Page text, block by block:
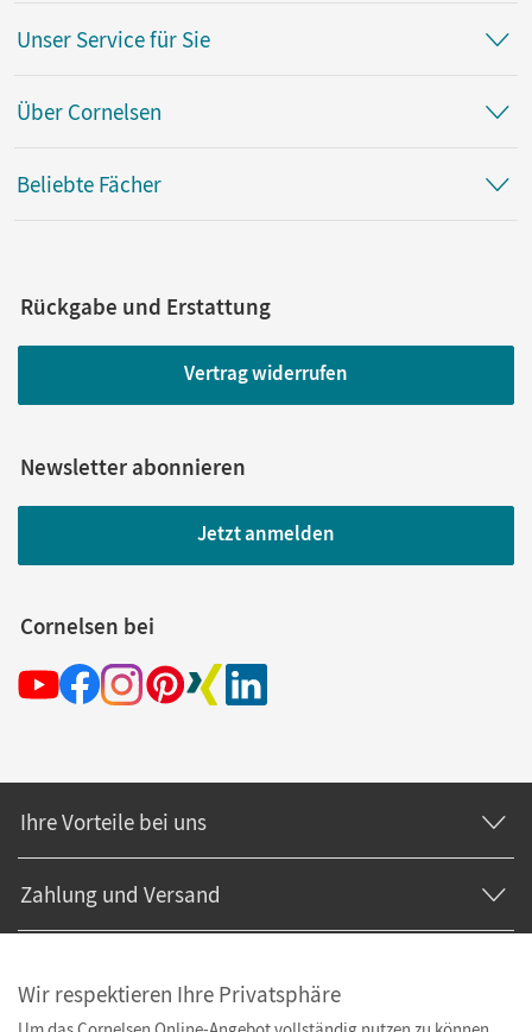
Unser Service für Sie
Über Cornelsen
Beliebte Fächer
Rückgabe und Erstattung
Vertrag widerrufen
Newsletter abonnieren
Jetzt anmelden
Cornelsen bei
Ihre Vorteile bei uns
Zahlung und Versand
Wir respektieren Ihre Privatsphäre